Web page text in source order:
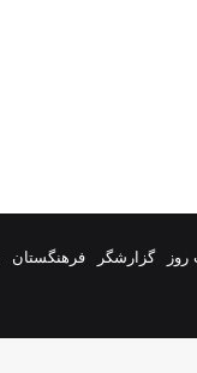
گزارشگر فرهنگستان